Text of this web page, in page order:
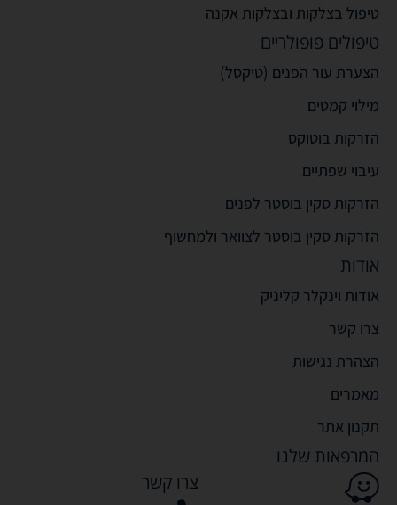
טיפול בצלקות ובצלקות אקנה
טיפולים פופולריים
הצערת עור הפנים (טיקסל)
מילוי קמטים
הזרקות בוטוקס
עיבוי שפתיים
הזרקות סקין בוסטר לפנים
הזרקות סקין בוסטר לצוואר ולמחשוף
אודות
אודות וינקלר קליניק
צרו קשר
הצהרת נגישות
מאמרים
תקנון אתר
המרפאות שלנו
צרו קשר